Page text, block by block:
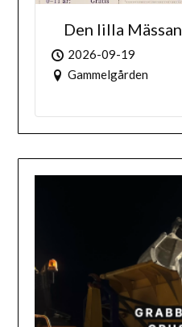
Den lilla Mässan
2026-09-19
Gammelgården